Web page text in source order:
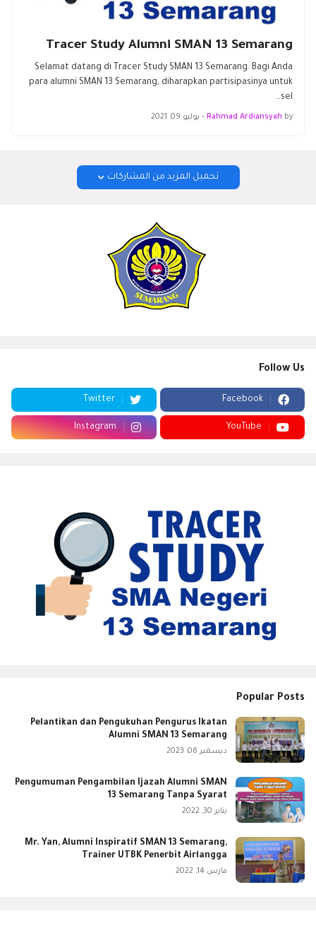
Tracer Study Alumni SMAN 13 Semarang
Selamat datang di Tracer Study SMAN 13 Semarang. Bagi Anda
para alumni SMAN 13 Semarang, diharapkan partisipasinya untuk
sel…
by
Rahmad Ardiansyah
• يوليو 09, 2021
تحميل المزيد من المشاركات
Follow Us
Facebook
Twitter
YouTube
Instagram
Popular Posts
Pelantikan dan Pengukuhan Pengurus Ikatan
Alumni SMAN 13 Semarang
ديسمبر 06, 2023
Pengumuman Pengambilan Ijazah Alumni SMAN
13 Semarang Tanpa Syarat
يناير 30, 2022
Mr. Yan, Alumni Inspiratif SMAN 13 Semarang,
Trainer UTBK Penerbit Airlangga
مارس 14, 2022